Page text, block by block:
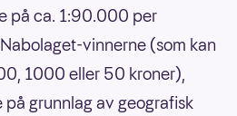
på ca. 1:90.000 per
vinnerne (som kan
1000 eller 50 kroner),
grunnlag av geografisk